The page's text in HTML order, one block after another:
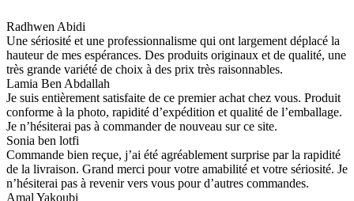
Radhwen Abidi
Une sériosité et une professionnalisme qui ont largement déplacé la
hauteur de mes espérances. Des produits originaux et de qualité, une
très grande variété de choix à des prix très raisonnables.
Lamia Ben Abdallah
Je suis entièrement satisfaite de ce premier achat chez vous. Produit
conforme à la photo, rapidité d’expédition et qualité de l’emballage.
Je n’hésiterai pas à commander de nouveau sur ce site.
Sonia ben lotfi
Commande bien reçue, j’ai été agréablement surprise par la rapidité
de la livraison. Grand merci pour votre amabilité et votre sériosité. Je
n’hésiterai pas à revenir vers vous pour d’autres commandes.
Amal Yakoubi